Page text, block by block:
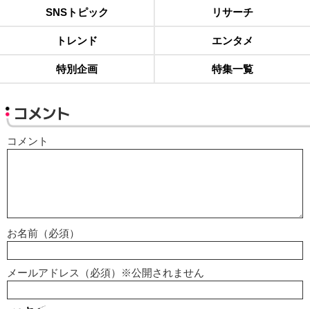
SNSトピック リサーチ
トレンド エンタメ
特別企画 特集一覧
コメント
コメント
お名前（必須）
メールアドレス（必須）※公開されません